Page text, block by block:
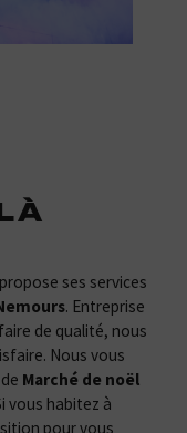
ses services
. Entreprise
de qualité, nous
Nous vous
Marché de noël
vous habitez à
pour vous